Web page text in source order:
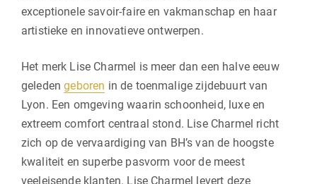
exceptionele savoir-faire en vakmanschap en haar
artistieke en innovatieve ontwerpen.
Het merk Lise Charmel is meer dan een halve eeuw
geledengeboren in de toenmalige zijdebuurt van
Lyon. Een omgeving waarin schoonheid, luxe en
extreem comfort centraal stond. Lise Charmel richt
zich op de vervaardiging van BH’s van de hoogste
kwaliteit en superbe pasvorm voor de meest
veeleisende klanten. Lise Charmel levert deze